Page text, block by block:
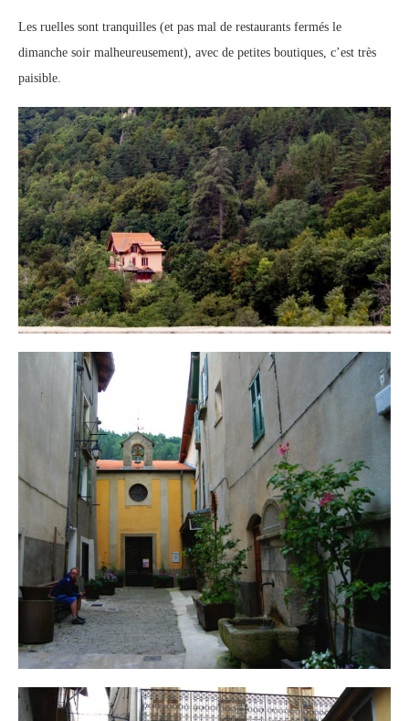
Les ruelles sont tranquilles (et pas mal de restaurants fermés le
dimanche soir malheureusement), avec de petites boutiques, c’est très
paisible.